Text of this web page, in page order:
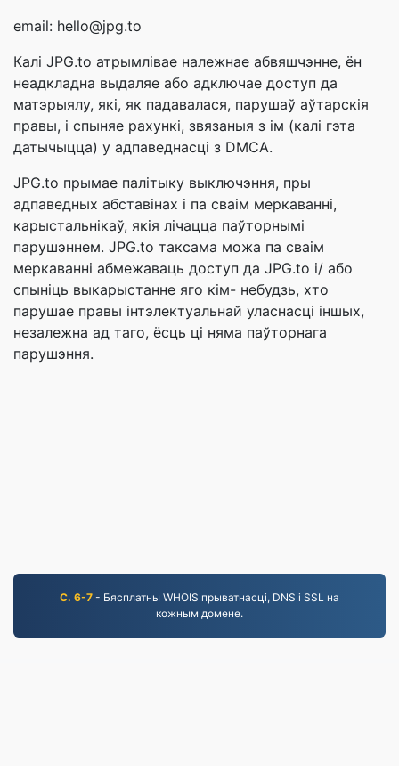
email: hello@jpg.to
Калі JPG.to атрымлівае належнае абвяшчэнне, ён
неадкладна выдаляе або адключае доступ да
матэрыялу, які, як падавалася, парушаў аўтарскія
правы, і спыняе рахункі, звязаныя з ім (калі гэта
датычыцца) у адпаведнасці з DMCA.
JPG.to прымае палітыку выключэння, пры
адпаведных абставінах і па сваім меркаванні,
карыстальнікаў, якія лічацца паўторнымі
парушэннем. JPG.to таксама можа па сваім
меркаванні абмежаваць доступ да JPG.to і/ або
спыніць выкарыстанне яго кім- небудзь, хто
парушае правы інтэлектуальнай уласнасці іншых,
незалежна ад таго, ёсць ці няма паўторнага
парушэння.
С. 6-7 - Бясплатны WHOIS прыватнасці, DNS і SSL на
кожным домене.